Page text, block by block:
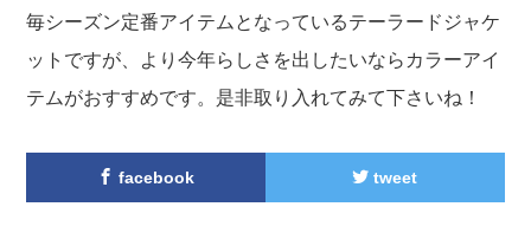
毎シーズン定番アイテムとなっているテーラードジャケ
ットですが、より今年らしさを出したいならカラーアイ
テムがおすすめです。是非取り入れてみて下さいね！
facebook tweet